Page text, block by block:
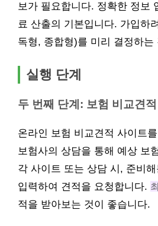
보가 필요합니다. 정확한 정보
료 산출의 기본입니다. 가입하
독형, 종합형)를 미리 결정하는
실행 단계
두 번째 단계: 보험 비교견
온라인 보험 비교견적 사이트
보험사의 상담을 통해 예상 보
각 사이트 또는 상담 시, 준비
입력하여 견적을 요청합니다.
적을 받아보는 것이 좋습니다.